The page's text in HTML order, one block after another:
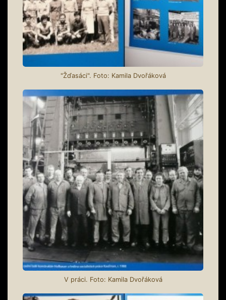
"Žďasáci". Foto: Kamila Dvořáková
V práci. Foto: Kamila Dvořáková